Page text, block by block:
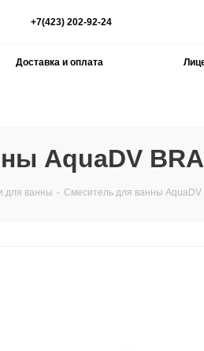
+7(423) 202-92-24
Доставка и оплата
AquaDV
для ванны - Смеситель для ванны AquaDV